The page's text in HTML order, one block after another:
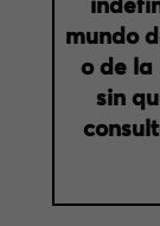
mundo
o de la
sin